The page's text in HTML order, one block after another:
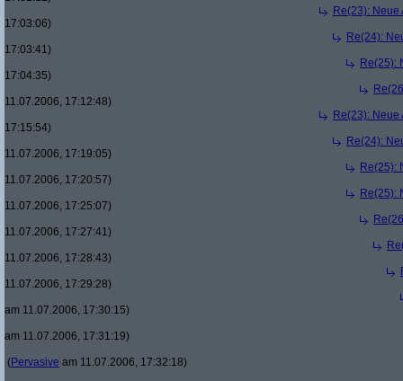
Re(23):
17:03:06)
Re(24):
17:03:41)
Re(25):
17:04:35)
11.07.2006, 17:12:48)
Re(23):
17:15:54)
Re(24):
11.07.2006, 17:19:05)
Re(25):
11.07.2006, 17:20:57)
Re(25):
11.07.2006, 17:25:07)
11.07.2006, 17:27:41)
11.07.2006, 17:28:43)
11.07.2006, 17:29:28)
am 11.07.2006, 17:30:15)
am 11.07.2006, 17:31:19)
(Pervasive am 11.07.2006, 17:32:18)